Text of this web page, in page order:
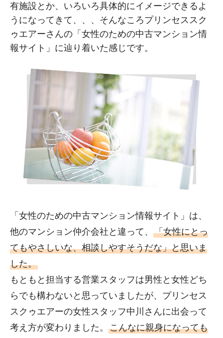
有施設とか、いろいろ具体的にイメージできるよ
うになってきて、、、そんなころプリンセススク
ゥエアーさんの「女性のための中古マンション情
報サイト」に辿り着いた感じです。
「女性のための中古マンション情報サイト」は、
他のマンション仲介会社と違って、 「女性にとっ
てもやさしいな、相談しやすそうだな」と思いま
した。
もともと担当する営業スタッフは男性と女性どち
らでも構わないと思っていましたが、プリンセス
スクゥエアーの女性スタッフ中川さんに出会って
考え方が変わりました。 こんなに親身になっても